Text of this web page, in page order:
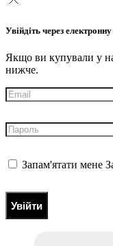
Увійдіть через
Якщо ви купували у
нижче.
Запам'ятати мене
Увійти